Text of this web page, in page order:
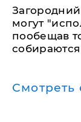
могут
пообещав
собираются
Смотреть